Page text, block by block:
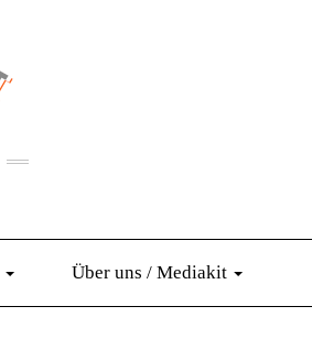
Über uns / Mediakit